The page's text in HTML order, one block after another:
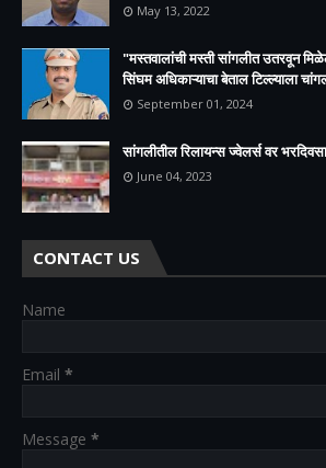
May 13, 2022
"मस्तवालांची मस्ती सांगलीत उतरवून
सिंघम अधिकाऱ्याचा बेताल टिल्ल्याला
September 01, 2024
सांगलीतील रिलायन्स ज्वेलर्स वर
June 04, 2023
CONTACT US
Name
Email *
Message *